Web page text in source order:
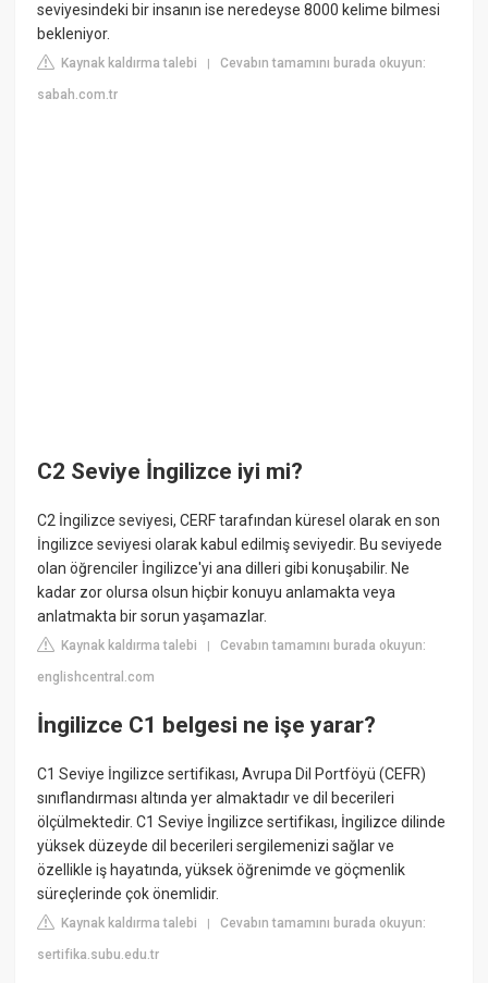
seviyesindeki bir insanın ise neredeyse 8000 kelime bilmesi
bekleniyor.
Kaynak kaldırma talebi |Cevabın tamamını burada okuyun:
sabah.com.tr
C2 Seviye İngilizce iyi mi?
C2 İngilizce seviyesi, CERF tarafından küresel olarak en son
İngilizce seviyesi olarak kabul edilmiş seviyedir. Bu seviyede
olan öğrenciler İngilizce'yi ana dilleri gibi konuşabilir. Ne
kadar zor olursa olsun hiçbir konuyu anlamakta veya
anlatmakta bir sorun yaşamazlar.
Kaynak kaldırma talebi |Cevabın tamamını burada okuyun:
englishcentral.com
İngilizce C1 belgesi ne işe yarar?
C1 Seviye İngilizce sertifikası, Avrupa Dil Portföyü (CEFR)
sınıflandırması altında yer almaktadır ve dil becerileri
ölçülmektedir. C1 Seviye İngilizce sertifikası, İngilizce dilinde
yüksek düzeyde dil becerileri sergilemenizi sağlar ve
özellikle iş hayatında, yüksek öğrenimde ve göçmenlik
süreçlerinde çok önemlidir.
Kaynak kaldırma talebi |Cevabın tamamını burada okuyun:
sertifika.subu.edu.tr